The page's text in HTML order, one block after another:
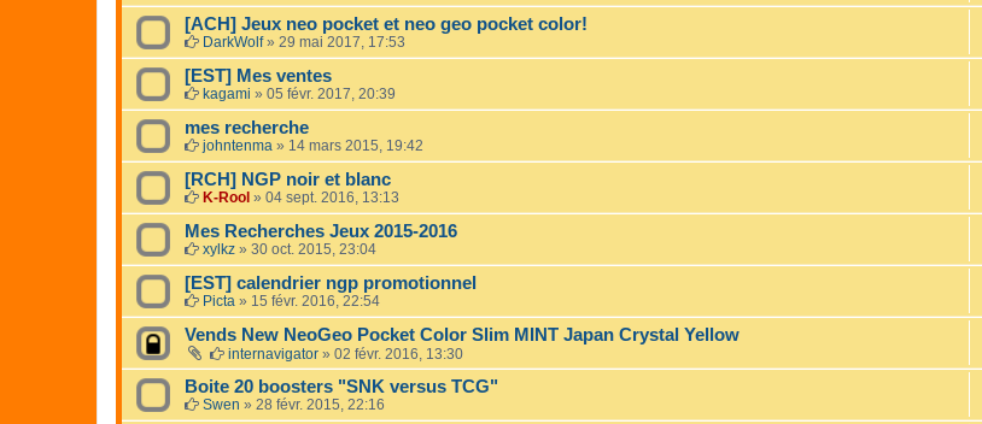
[ACH] Jeux neo pocket et neo geo pocket color!
DarkWolf» 29 mai 2017, 17:53
[EST] Mes ventes
kagami » 05 févr. 2017, 20:39
mes recherche
johntenma » 14 mars 2015, 19:42
[RCH] NGP noir et blanc
K-Rool » 04 sept. 2016, 13:13
Mes Recherches Jeux 2015-2016
xylkz » 30 oct. 2015, 23:04
[EST] calendrier ngp promotionnel
Picta » 15 févr. 2016, 22:54
Vends New NeoGeo Pocket Color Slim MINT Japan Crystal Yellow
internavigator » 02 févr. 2016, 13:30
Boite 20 boosters "SNK versus TCG"
Swen » 28 févr. 2015, 22:16